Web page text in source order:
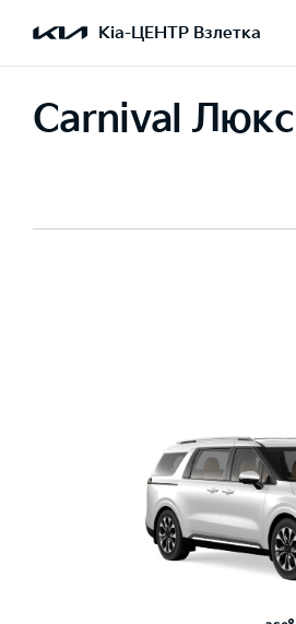
Kia-ЦЕНТР Взлетка
Carnival Люкс